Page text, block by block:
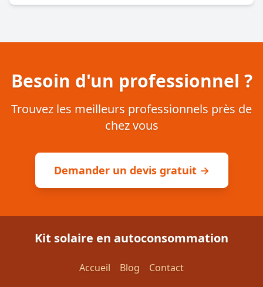
Besoin d'un professionnel ?
Trouvez les meilleurs professionnels près de
chez vous
Demander un devis gratuit →
Kit solaire en autoconsommation
Accueil Blog Contact